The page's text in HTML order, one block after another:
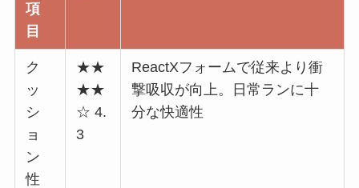
項
目
ク
ッ
シ
ョ
ン
性
★★
★★
☆ 4.
3
ReactXフォームで従来より衝
撃吸収が向上。日常ランに十
分な快適性